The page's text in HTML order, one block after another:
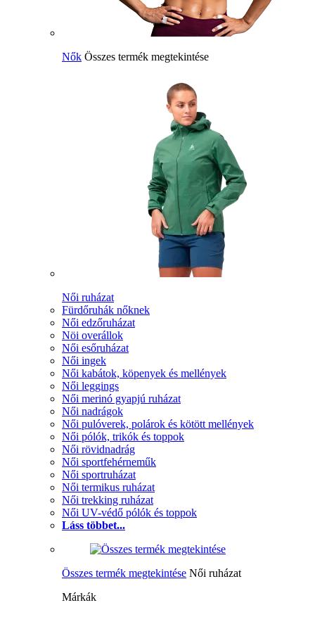
Nők Összes termék megtekintése
Női ruházat
Fürdőruhák nőknek
Női edzőruházat
Nöi overállok
Női esőruházat
Női ingek
Női kabátok, köpenyek és mellények
Női leggings
Női merinó gyapjú ruházat
Női nadrágok
Női pulóverek, polárok és kötött mellények
Női pólók, trikók és toppok
Női rövidnadrág
Női sportfehérneműk
Női sportruházat
Női termikus ruházat
Női trekking ruházat
Női UV-védő pólók és toppok
Láss többet...
Összes termék megtekintése Női ruházat
Márkák